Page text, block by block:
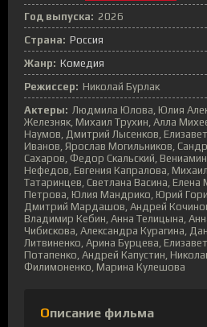
Год выпуска: 2026
Страна: Россия
Жанр: Комедия
Режиссер: Николай Бурлак
Актеры: Людмила Юлова, Юлия
Железняк, Михаил Трухин, Алла
Наумов, Дмитрий Лысенков,
Иванов, Ярослав Могильников,
Сахаров, Федор Скальский,
Нефедов, Евгения Капралова,
Татаринцев, Светлана Васина, Елена
Петрова, Юлия Мандрико, Юрий
Дмитрий Мардашов, Андрей
Владимир Кебин, Анна Телицына,
Чибискова, Александра Курагина,
Литвиненко, Арина Бурцева,
Потапенко, Андрей Капустин,
Филимоненко, Марина Кулешова
Описание фильма